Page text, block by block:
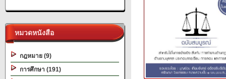
หมวดหนังสือ
กฎหมาย (9)
การศึกษา (191)